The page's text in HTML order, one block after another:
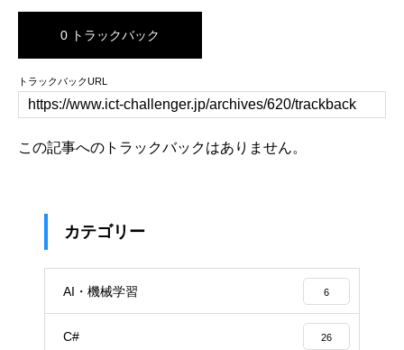
0 トラックバック
トラックバックURL
この記事へのトラックバックはありません。
カテゴリー
AI・機械学習 6
C# 26